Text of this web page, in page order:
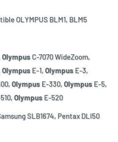
OLYMPUS BLM1, BLM5
Olympus C-7070 WideZoom,
Olympus E-1, Olympus E-3,
Olympus E-330, Olympus E-5,
Olympus E-520
SLB1674, Pentax DLI50